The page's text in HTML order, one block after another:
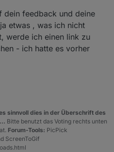
dein feedback und deine
etwas , was ich nicht
werde ich einen link zu
- ich hatte es vorher
sinnvoll dies in der Überschrift des
Bitte benutzt das Voting rechts unten
Forum-Tools: PicPick
ScreenToGif